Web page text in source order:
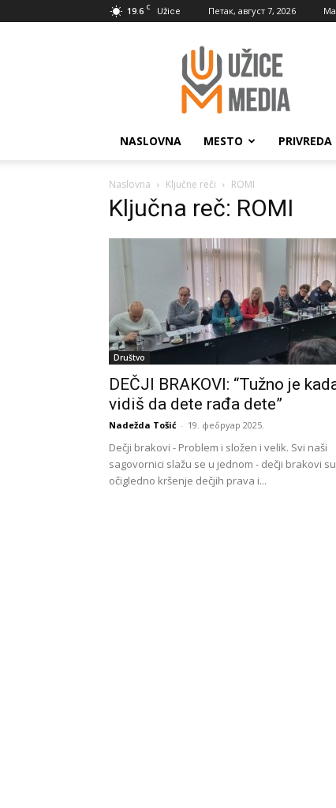
19.6 C Užice Петак, август 7, 2026
UžiceMedia
NASLOVNA MESTO PRIVREDA
Naslovna Ključne reči ROMI
Ključna reč: ROMI
Društvo
DEČJI BRAKOVI: “Tužno je
vidiš da dete rađa dete”
Nadežda Tošić - 19. фебруар 2025.
Dečji brakovi - Problem i složen i velik. Svi naši
sagovornici slažu se u jednom - dečji brakovi su
očigledno kršenje dečjih prava i...